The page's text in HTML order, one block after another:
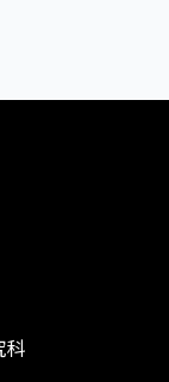
科